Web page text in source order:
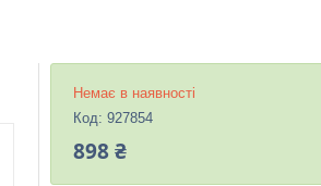
Немає в наявності
Код: 927854
898 ₴